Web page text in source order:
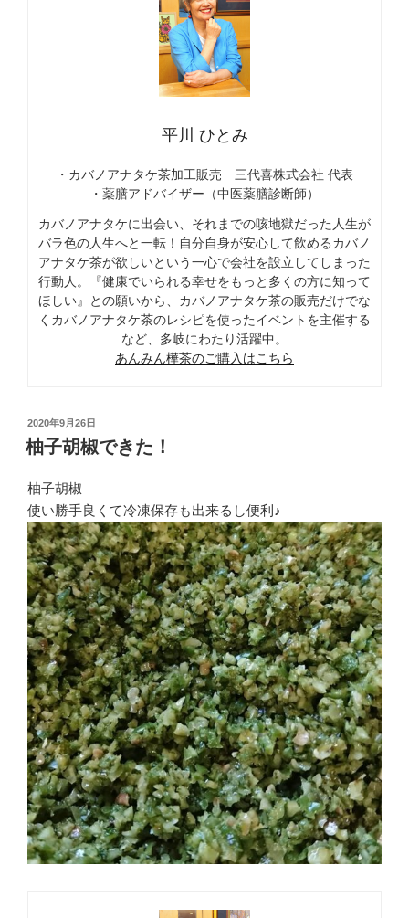
平川 ひとみ
・カバノアナタケ茶加工販売 三代喜株式会社 代表
・薬膳アドバイザー（中医薬膳診断師）
カバノアナタケに出会い、それまでの咳地獄だった人生が
バラ色の人生へと一転！自分自身が安心して飲めるカバノ
アナタケ茶が欲しいという一心で会社を設立してしまった
行動人。『健康でいられる幸せをもっと多くの方に知って
ほしい』との願いから、カバノアナタケ茶の販売だけでな
くカバノアナタケ茶のレシピを使ったイベントを主催する
など、多岐にわたり活躍中。
あんみん樺茶のご購入はこちら
投
稿
日:
2020年9月26日
柚子胡椒できた！
柚子胡椒
使い勝手良くて冷凍保存も出来るし便利♪